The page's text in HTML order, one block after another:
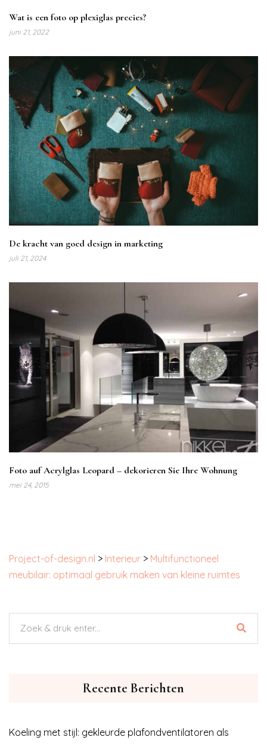
Wat is een foto op plexiglas precies?
juni 21, 2022
De kracht van goed design in marketing
juli 21, 2024
Foto auf Acrylglas Leopard – dekorieren Sie Ihre Wohnung
mei 24, 2015
Project-of-design.nl > Interieur > Multifunctioneel
meubilair: optimaal gebruik maken van kleine ruimtes
Recente Berichten
Koeling met stijl: gekleurde plafondventilatoren als